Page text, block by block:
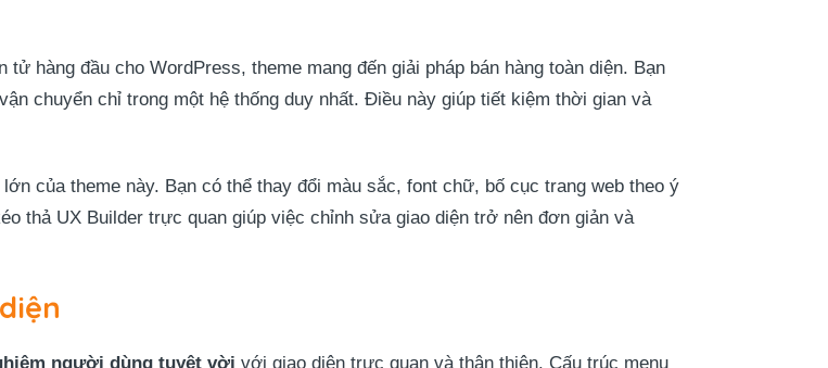
tử hàng đầu cho WordPress, theme mang đến giải pháp bán hàng toàn diện. Bạn
chuyển chỉ trong một hệ thống duy nhất. Điều này giúp tiết kiệm thời gian và
của theme này. Bạn có thể thay đổi màu sắc, font chữ, bố cục trang web theo ý
thả UX Builder trực quan giúp việc chỉnh sửa giao diện trở nên đơn giản và
người dùng tuyệt vời với giao diện trực quan và thân thiện. Cấu trúc menu